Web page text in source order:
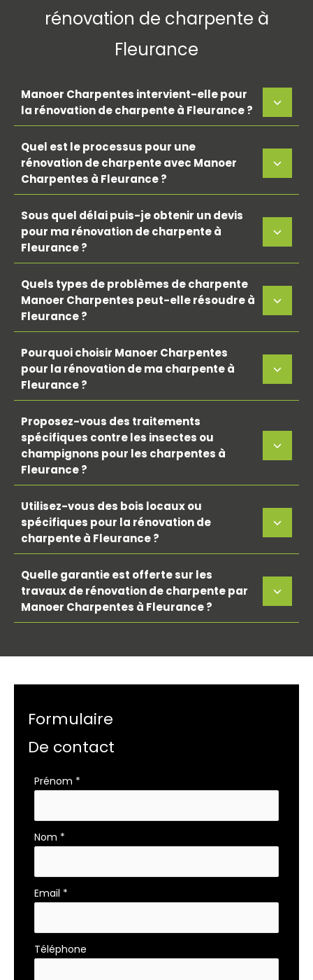
rénovation de charpente à
Fleurance
Manoer Charpentes intervient-elle pour
la rénovation de charpente à Fleurance ?
Quel est le processus pour une
rénovation de charpente avec Manoer
Charpentes à Fleurance ?
Sous quel délai puis-je obtenir un devis
pour ma rénovation de charpente à
Fleurance ?
Quels types de problèmes de charpente
Manoer Charpentes peut-elle résoudre à
Fleurance ?
Pourquoi choisir Manoer Charpentes
pour la rénovation de ma charpente à
Fleurance ?
Proposez-vous des traitements
spécifiques contre les insectes ou
champignons pour les charpentes à
Fleurance ?
Utilisez-vous des bois locaux ou
spécifiques pour la rénovation de
charpente à Fleurance ?
Quelle garantie est offerte sur les
travaux de rénovation de charpente par
Manoer Charpentes à Fleurance ?
Formulaire
De contact
Formulaire
avec
téléphone
Prénom *
Nom *
Email *
Téléphone